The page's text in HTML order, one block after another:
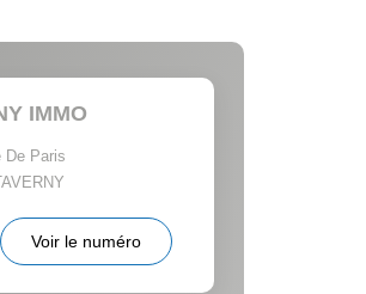
IMMO
De Paris
Voir le numéro